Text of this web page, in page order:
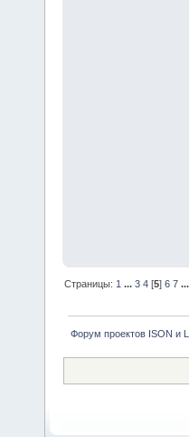
Страницы: 1 ...3 4 [5]6 7 ...
Форум проектов ISON и